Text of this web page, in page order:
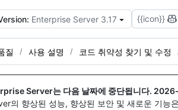
Enterprise Server 3.17 {{icon}}
질 사용 설명 코드 취약성 찾기 및 수정
Server는 다음 날짜에 중단됩니다.
의 향상된 성능, 향상된 보안 및 새로운 기능은